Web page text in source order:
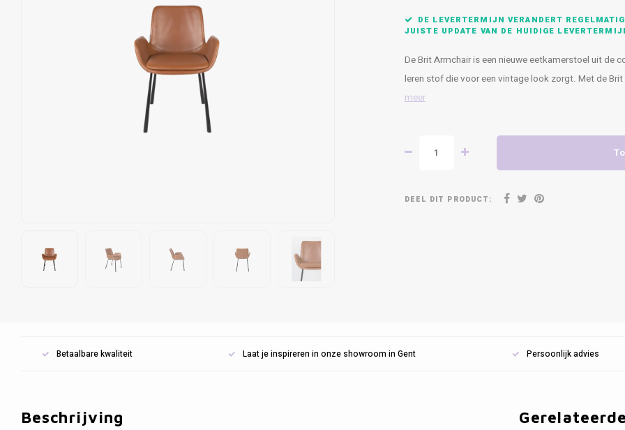
DE LEVERTERMIJN VERANDERT
JUISTE UPDATE VAN DE HUIDIGE
De Brit Armchair is een nieuwe eetkamerstoel uit de
leren stof die voor een vintage look zorgt. Met de
meer
DEEL DIT PRODUCT:
Betaalbare kwaliteit Laat je inspireren in onze showroom in Gent Persoonlijk advies
Beschrijving